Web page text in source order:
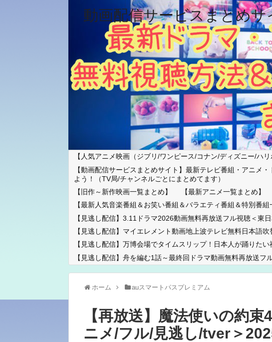
動画配信サービスまとめサ
【人気アニメ映画（ジブリ/ワンピース/コナン/ディズニー/ハリ
【動画配信サービスまとめサイト】最新テレビ番組・アニメ
よう！（TV局/チャンネルごとにまとめてます）
【旧作～新作映画一覧まとめ】
【最新アニメ一覧まとめ】
【最新人気音楽番組＆お笑い番組＆バラエティ番組＆特別番組
【見逃し配信】3.11ドラマ2026動画無料再放送フル視聴＜東
【見逃し配信】マイエレメント動画地上波テレビ無料日本語
【見逃し配信】万博会場でタイムスリップ！日本人が踊りた
【見逃し配信】舟を編む1話～最終回ドラマ動画無料再放送フ
ホーム auスマートパスプレミアム
【再放送】魔法使いの約
ニメ/フル/見逃し/tver＞